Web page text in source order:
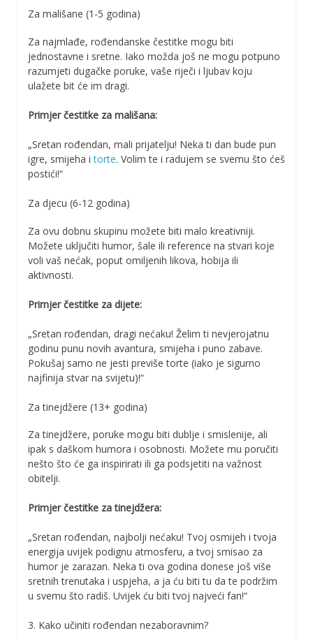
Za mališane (1-5 godina)
Za najmlađe, rođendanske čestitke mogu biti
jednostavne i sretne. Iako možda još ne mogu potpuno
razumjeti dugačke poruke, vaše riječi i ljubav koju
ulažete bit će im dragi.
Primjer čestitke za mališana:
„Sretan rođendan, mali prijatelju! Neka ti dan bude pun
igre, smijeha itorte. Volim te i radujem se svemu što ćeš
postići!“
Za djecu (6-12 godina)
Za ovu dobnu skupinu možete biti malo kreativniji.
Možete uključiti humor, šale ili reference na stvari koje
voli vaš nećak, poput omiljenih likova, hobija ili
aktivnosti.
Primjer čestitke za dijete:
„Sretan rođendan, dragi nećaku! Želim ti nevjerojatnu
godinu punu novih avantura, smijeha i puno zabave.
Pokušaj samo ne jesti previše torte (iako je sigurno
najfinija stvar na svijetu)!“
Za tinejdžere (13+ godina)
Za tinejdžere, poruke mogu biti dublje i smislenije, ali
ipak s daškom humora i osobnosti. Možete mu poručiti
nešto što će ga inspirirati ili ga podsjetiti na važnost
obitelji.
Primjer čestitke za tinejdžera:
„Sretan rođendan, najbolji nećaku! Tvoj osmijeh i tvoja
energija uvijek podignu atmosferu, a tvoj smisao za
humor je zarazan. Neka ti ova godina donese još više
sretnih trenutaka i uspjeha, a ja ću biti tu da te podržim
u svemu što radiš. Uvijek ću biti tvoj najveći fan!“
3. Kako učiniti rođendan nezaboravnim?